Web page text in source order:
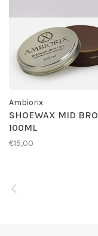
Ambiorix
SHOEWAX MID
100ML
€15,00